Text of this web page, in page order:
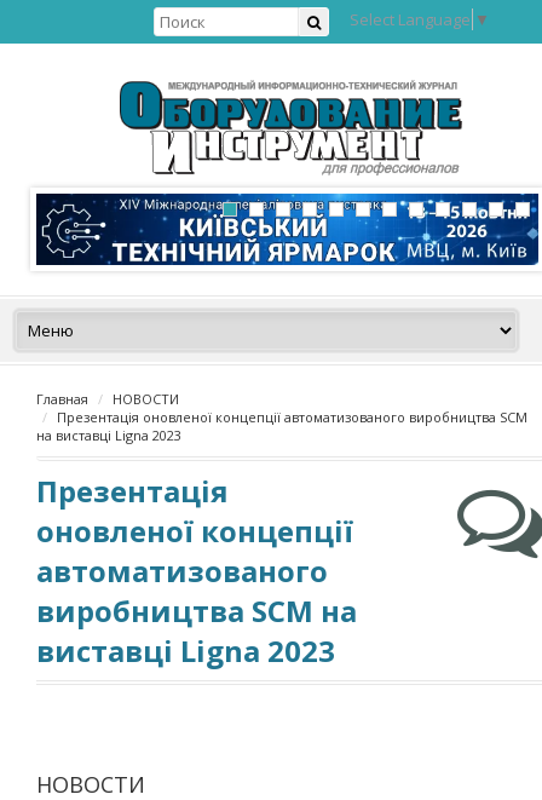
Select Language ▼
Главная
НОВОСТИ
Презентація оновленої концепції автоматизованого виробництва SCM
на виставці Ligna 2023
Презентація
оновленої концепції
автоматизованого
виробництва SCM на
виставці Ligna 2023
НОВОСТИ